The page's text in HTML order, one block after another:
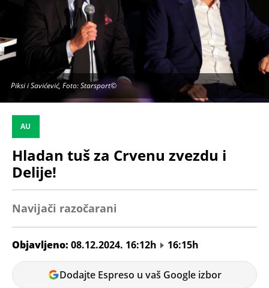
Piksi i Savićević, Foto: Starsport©
AU
Hladan tuš za Crvenu zvezdu i
Delije!
Navijači razočarani
Objavljeno: 08.12.2024. 16:12h
16:15h
Jelena
Bjeljić
Dodajte Espreso u vaš Google izbor